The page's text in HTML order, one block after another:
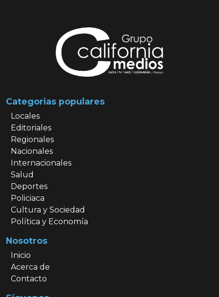
Categorias populares
Locales
Editoriales
Regionales
Nacionales
Internacionales
Salud
Deportes
Policiaca
Cultura y Sociedad
Política y Economía
Nosotros
Inicio
Acerca de
Contacto